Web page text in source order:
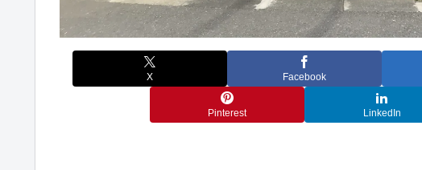
X Facebook
Pinterest LinkedIn